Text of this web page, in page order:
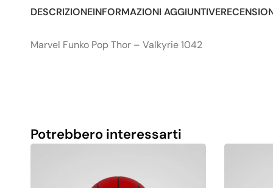
DESCRIZIONEINFORMAZIONI AGGIUNTIVE
Marvel Funko Pop Thor – Valkyrie 1042
Potrebbero interessarti